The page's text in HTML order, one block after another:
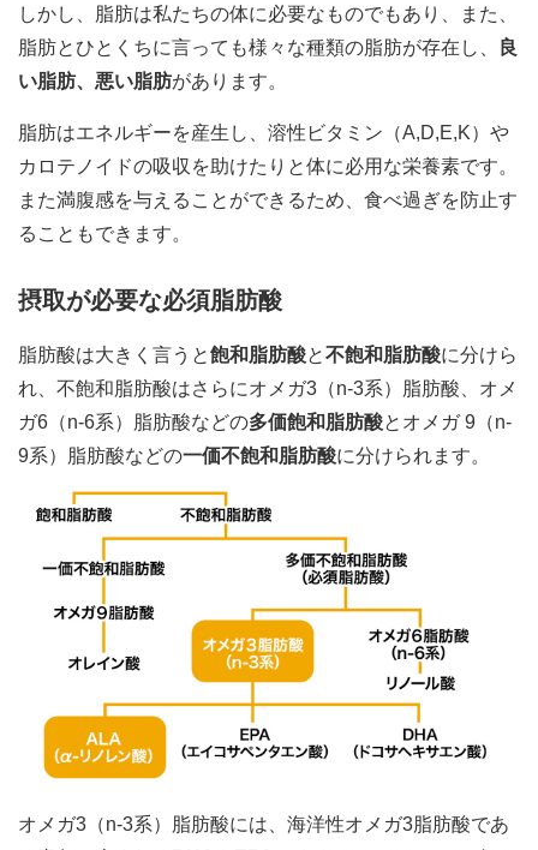
しかし、脂肪は私たちの体に必要なものでもあり、また、
脂肪とひとくちに言っても様々な種類の脂肪が存在し、
良
い脂肪、悪い脂肪があります。
脂肪はエネルギーを産生し、溶性ビタミン（A,D,E,K）や
カロテノイドの吸収を助けたりと体に必用な栄養素です。
また満腹感を与えることができるため、食べ過ぎを防止す
ることもできます。
摂取が必要な必須脂肪酸
脂肪酸は大きく言うと飽和脂肪酸と不飽和脂肪酸に分けら
れ、不飽和脂肪酸はさらにオメガ3（n-3系）脂肪酸、オメ
ガ6（n-6系）脂肪酸などの多価飽和脂肪酸とオメガ 9（n-
9系）脂肪酸などの一価不飽和脂肪酸に分けられます。
オメガ3（n-3系）脂肪酸には、海洋性オメガ3脂肪酸であ